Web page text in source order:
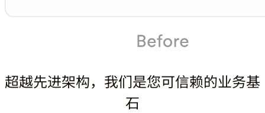
超越先进架构，我们是您可信赖的业务基
石